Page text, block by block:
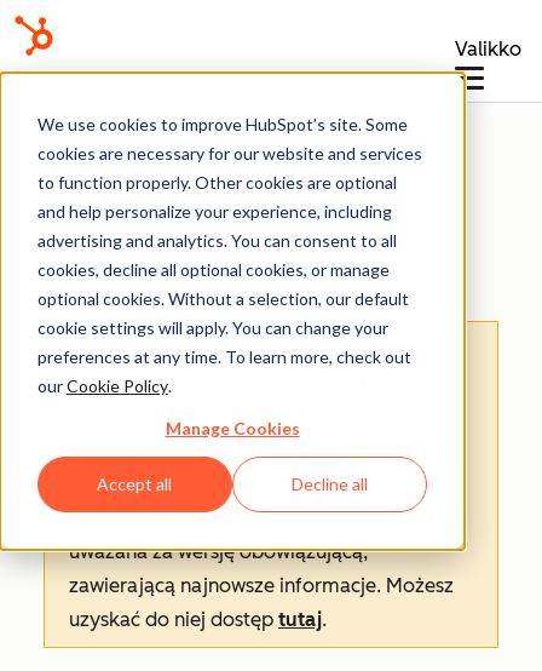
We use cookies to improve HubSpot’s site. Some
cookies are necessary for our website and services
to function properly. Other cookies are optional
and help personalize your experience, including
advertising and analytics. You can consent to all
cookies, decline all optional cookies, or manage
optional cookies. Without a selection, our default
cookie settings will apply. You can change your
preferences at any time. To learn more, check out
ourCookie Policy.
Manage Cookies
Accept all Decline all
Valikko
Baza wiedzy
Ankiety z informacją zwrotną
Uwaga: Tłumaczenie tego artykułu jest
podane wyłącznie dla wygody. Tłumaczenie
zostać sprawdzone. W związku z tym,
angielska wersja tego artykułu powinna być
uważana za wersję obowiązującą,
zawierającą najnowsze informacje. Możesz
uzyskać do niej dostęp tutaj.